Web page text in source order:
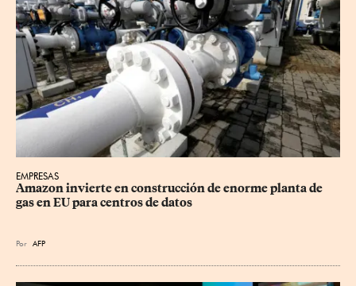
EMPRESAS
Amazon invierte en construcción de enorme planta de
gas en EU para centros de datos
Por AFP